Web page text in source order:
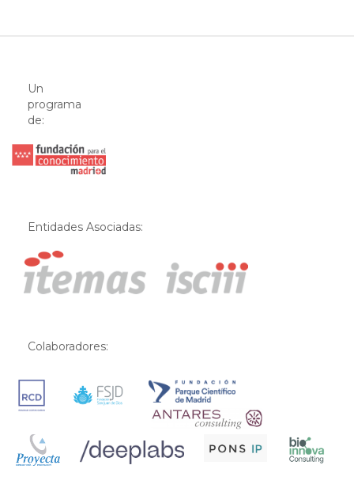
Un
programa
de:
Entidades Asociadas:
Colaboradores: